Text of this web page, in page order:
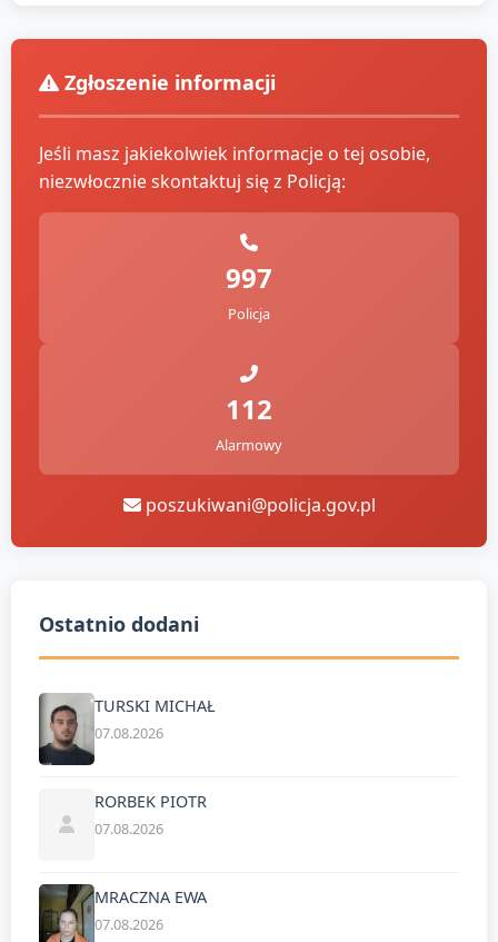
Zgłoszenie informacji
Jeśli masz jakiekolwiek informacje o tej osobie,
niezwłocznie skontaktuj się z Policją:
997
Policja
112
Alarmowy
poszukiwani@policja.gov.pl
Ostatnio dodani
TURSKI MICHAŁ
07.08.2026
RORBEK PIOTR
07.08.2026
MRACZNA EWA
07.08.2026